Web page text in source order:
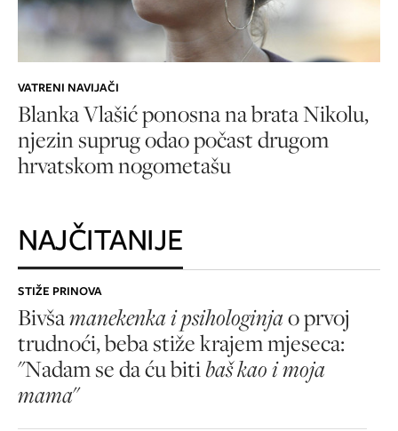
VATRENI NAVIJAČI
Blanka Vlašić ponosna na brata Nikolu,
njezin suprug odao počast drugom
hrvatskom nogometašu
NAJČITANIJE
STIŽE PRINOVA
Bivšamanekenka i psihologinjao prvoj
trudnoći, beba stiže krajem mjeseca:
"Nadam se da ću bitibaš kao i moja
mama"